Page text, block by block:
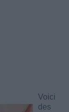
Voici
des